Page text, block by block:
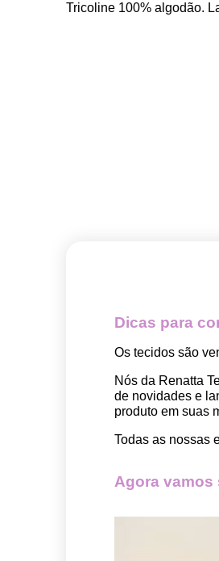
Tricoline 100% algodão.
Dicas para
Os tecidos são
Nós da Renatta
de novidades e
produto em suas
Todas as nossas
Agora vamos